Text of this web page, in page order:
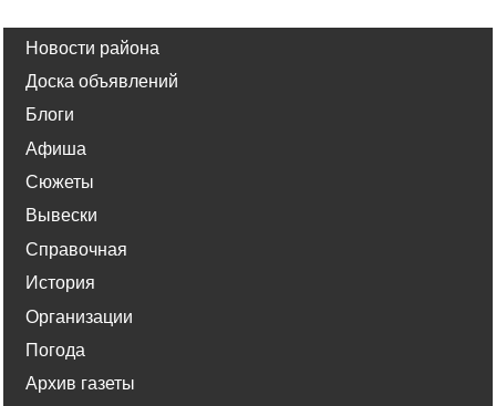
Новости района
Доска объявлений
Блоги
Афиша
Сюжеты
Вывески
Справочная
История
Организации
Погода
Архив газеты